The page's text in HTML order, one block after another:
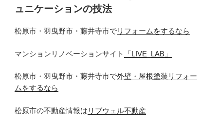
ュニケーションの技法
松原市・羽曳野市・藤井寺市でリフォームをするなら
マンションリノベーションサイト 「LIVE_LAB」
松原市・羽曳野市・藤井寺市で外壁・屋根塗装リフォー
ムをするなら
松原市の不動産情報は リブウェル不動産